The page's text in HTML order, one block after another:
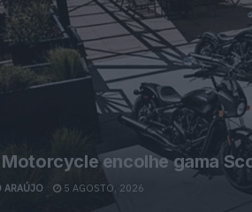
Motorcycle encolhe gama
ARAÚJO 5 AGOSTO, 2026